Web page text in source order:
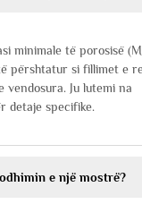
minimale të porosisë
përshtatur si fillimet e
vendosura. Ju lutemi na
detaje specifike.
e një mostrë?